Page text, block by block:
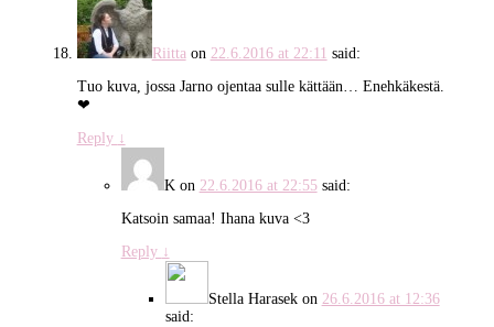
Riittaon 22.6.2016 at 22:11 said:
Tuo kuva, jossa Jarno ojentaa sulle kättään… Enehkäkestä.
❤
Reply ↓
Kon 22.6.2016 at 22:55 said:
Katsoin samaa! Ihana kuva <3
Reply ↓
Stella Harasekon 26.6.2016 at 12:36
said: